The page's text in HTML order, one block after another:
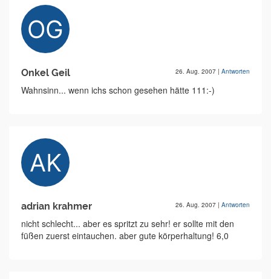
Onkel Geil 26. Aug. 2007 | Antworten
Wahnsinn... wenn ichs schon gesehen hätte 111:-)
adrian krahmer 26. Aug. 2007 | Antworten
nicht schlecht... aber es spritzt zu sehr! er sollte mit den
füßen zuerst eintauchen. aber gute körperhaltung! 6,0